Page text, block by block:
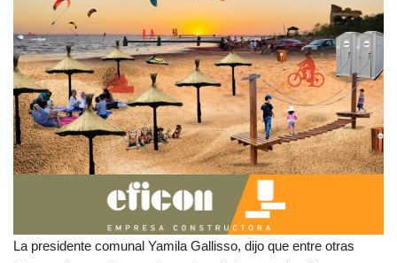
La presidente comunal Yamila Gallisso, dijo que entre otras